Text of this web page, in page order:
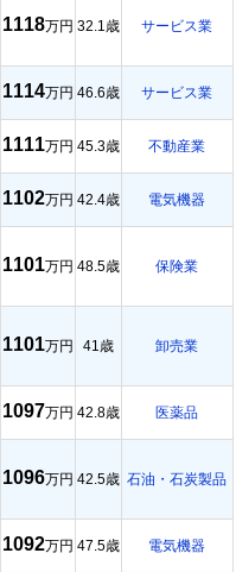
1118万円 32.1歳 サービス業
1114万円 46.6歳 サービス業
1111万円 45.3歳 不動産業
1102万円 42.4歳 電気機器
1101万円 48.5歳 保険業
1101万円 41歳 卸売業
1097万円 42.8歳 医薬品
1096万円 42.5歳 石油・石炭製品
1092万円 47.5歳 電気機器